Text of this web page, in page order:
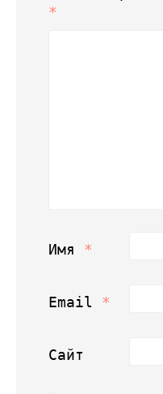
*
Имя *
Email *
Сайт